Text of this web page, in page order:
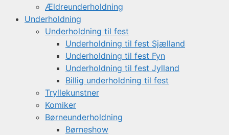
Ældreunderholdning
Underholdning
Underholdning til fest
Underholdning til fest Sjælland
Underholdning til fest Fyn
Underholdning til fest Jylland
Billig underholdning til fest
Tryllekunstner
Komiker
Børneunderholdning
Børneshow